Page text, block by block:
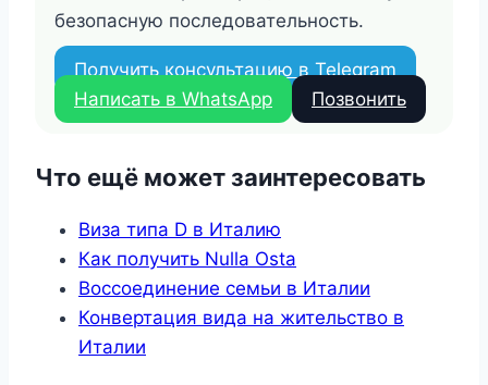
безопасную последовательность.
Получить консультацию в Telegram
Написать в WhatsApp
Позвонить
Что ещё может заинтересовать
Виза типа D в Италию
Как получить Nulla Osta
Воссоединение семьи в Италии
Конвертация вида на жительство в
Италии